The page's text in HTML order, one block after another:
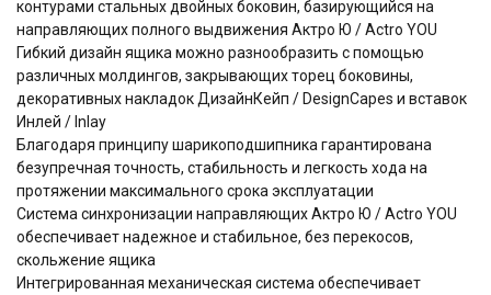
контурами стальных двойных боковин, базирующийся на
направляющих полного выдвижения Актро Ю / Actro YOU
Гибкий дизайн ящика можно разнообразить с помощью
различных молдингов, закрывающих торец боковины,
декоративных накладок ДизайнКейп / DesignCapes и вставок
Инлей / Inlay
Благодаря принципу шарикоподшипника гарантирована
безупречная точность, стабильность и легкость хода на
протяжении максимального срока эксплуатации
Система синхронизации направляющих Актро Ю / Actro YOU
обеспечивает надежное и стабильное, без перекосов,
скольжение ящика
Интегрированная механическая система обеспечивает